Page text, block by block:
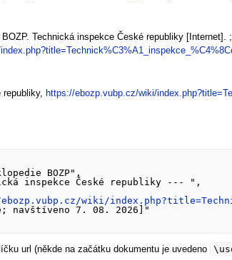
Technická inspekce České republiky
republiky, https://ebozp.vubp.cz/wiki/
wiki/
url (někde na začátku dokumentu je uvedeno